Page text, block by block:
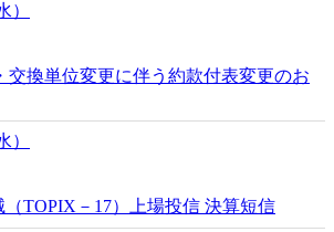
）
交換単位変更に伴う約款付表変更のお
）
TOPIX－17）上場投信 決算短信